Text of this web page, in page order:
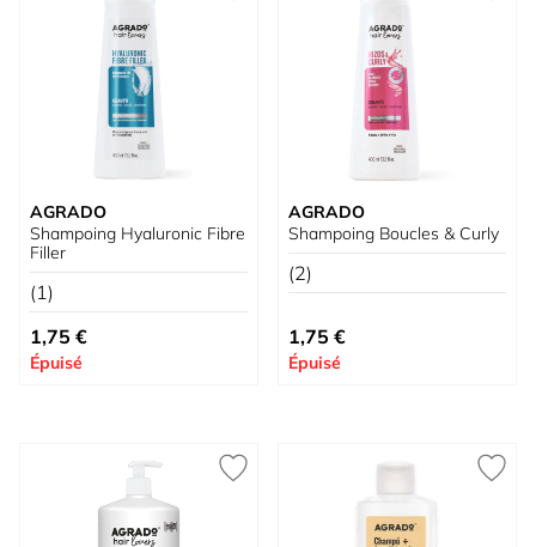
AGRADO
Shampoing Hyaluronic Fibre
Filler
(1)
1,75 €
Épuisé
AGRADO
Shampoing Boucles & Curly
(2)
1,75 €
Épuisé